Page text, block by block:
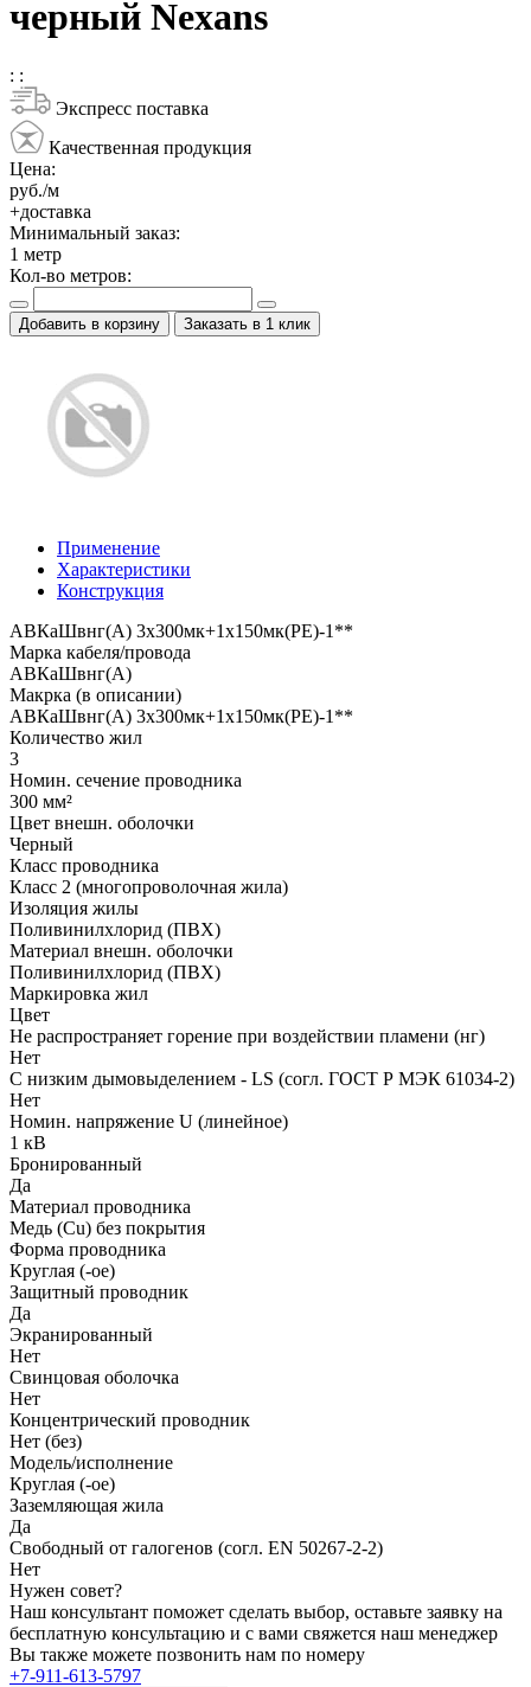
черный Nexans
: :
Экспресс поставка
Качественная продукция
Цена:
руб./м
+доставка
Минимальный заказ:
1 метр
Кол-во метров:
Добавить в корзину Заказать в 1 клик
Применение
Характеристики
Конструкция
АВКаШвнг(А) 3x300мк+1x150мк(PE)-1**
Марка кабеля/провода
АВКаШвнг(А)
Макрка (в описании)
АВКаШвнг(А) 3x300мк+1x150мк(PE)-1**
Количество жил
3
Номин. сечение проводника
300 мм²
Цвет внешн. оболочки
Черный
Класс проводника
Класс 2 (многопроволочная жила)
Изоляция жилы
Поливинилхлорид (ПВХ)
Материал внешн. оболочки
Поливинилхлорид (ПВХ)
Маркировка жил
Цвет
Не распространяет горение при воздействии пламени (нг)
Нет
С низким дымовыделением - LS (согл. ГОСТ Р МЭК 61034-2)
Нет
Номин. напряжение U (линейное)
1 кВ
Бронированный
Да
Материал проводника
Медь (Cu) без покрытия
Форма проводника
Круглая (-ое)
Защитный проводник
Да
Экранированный
Нет
Свинцовая оболочка
Нет
Концентрический проводник
Нет (без)
Модель/исполнение
Круглая (-ое)
Заземляющая жила
Да
Свободный от галогенов (согл. EN 50267-2-2)
Нет
Нужен совет?
Наш консультант поможет сделать выбор, оставьте заявку на
бесплатную консультацию и с вами свяжется наш менеджер
Вы также можете позвонить нам по номеру
+7-911-613-5797